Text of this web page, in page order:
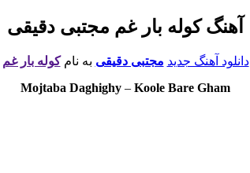
آهنگ کوله بار غم مجتبی دقیقی
دانلود آهنگ جدید مجتبی دقیقی به نامکوله بار غم
Mojtaba Daghighy – Koole Bare Gham